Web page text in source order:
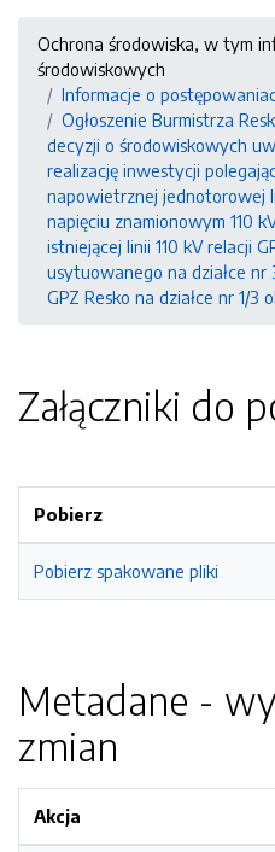
Ochrona środowiska, w tym
środowiskowych
Informacje o
Ogłoszenie Burmistrza
decyzji o środowiskowych
realizację inwestycji
napowietrznej jednotorowej
napięciu znamionowym 110
istniejącej linii 110 kV relacji
usytuowanego na działce nr
GPZ Resko na działce nr 1/3
Załączniki do
Pobierz
Pobierz spakowane pliki
Metadane -
zmian
Akcja